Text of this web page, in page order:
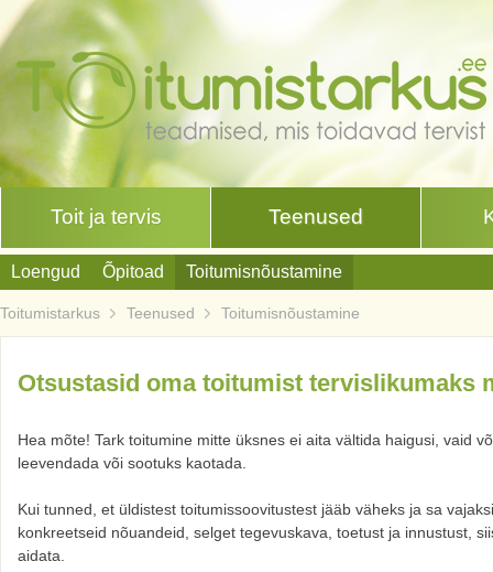
Toit ja tervis Teenused
Loengud Õpitoad Toitumisnõustamine
Toitumistarkus Teenused Toitumisnõustamine
Otsustasid oma toitumist tervislikumaks
Hea mõte! Tark toitumine mitte üksnes ei aita vältida haigusi, vaid
leevendada või sootuks kaotada.
Kui tunned, et üldistest toitumissoovitustest jääb väheks ja sa
konkreetseid nõuandeid, selget tegevuskava, toetust ja innustust,
aidata.